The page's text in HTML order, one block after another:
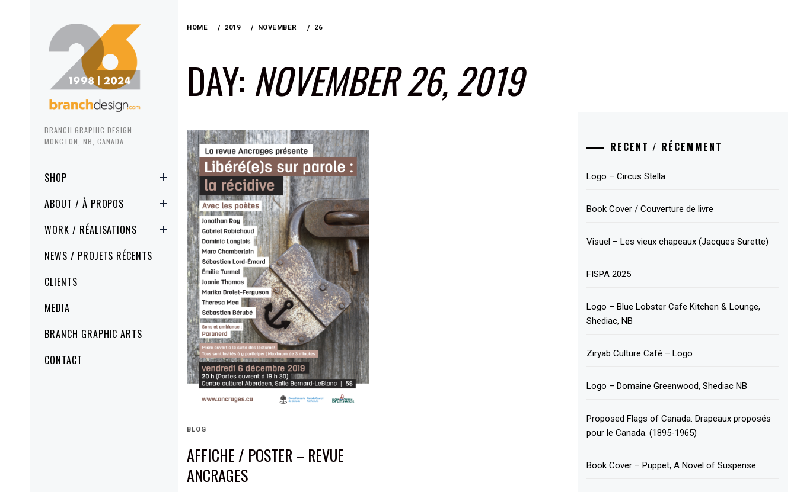
BRANCH GRAPHIC DESIGN
MONCTON, NB, CANADA
MenuSHOP
ABOUT / À PROPOS
WORK / RÉALISATIONS
NEWS / PROJETS RÉCENTS
CLIENTS
MEDIA
BRANCH GRAPHIC ARTS
CONTACT
to
content
HOME 2019 NOVEMBER 26
DAY: NOVEMBER 26, 2019
BLOG
AFFICHE / POSTER – REVUE
ANCRAGES
RECENT / RÉCEMMENT
Logo – Circus Stella
Book Cover / Couverture de livre
Visuel – Les vieux chapeaux (Jacques Surette)
FISPA 2025
Logo – Blue Lobster Cafe Kitchen & Lounge,
Shediac, NB
Ziryab Culture Café – Logo
Logo – Domaine Greenwood, Shediac NB
Proposed Flags of Canada. Drapeaux proposés
pour le Canada. (1895-1965)
Book Cover – Puppet, A Novel of Suspense